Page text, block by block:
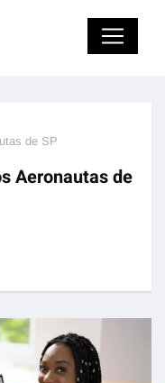
de SP
Aeronautas de